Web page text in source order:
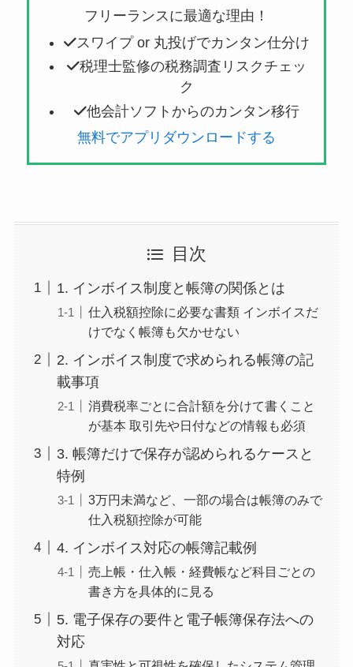
フリーランスに最適な理由！
スワイプ or 丸投げでカンタン仕分け
税理士監修の税務調査リスクチェッ
ク
他会計ソフトからのカンタン移行
無料でアプリダウンロードする
目次
1. インボイス制度と帳簿の関係とは
仕入税額控除に必要な書類 インボイスだ
けでなく帳簿も欠かせない
2. インボイス制度で求められる帳簿の記
載事項
消費税率ごとに合計額を分けて書くこと
が基本 取引先や日付などの情報も必須
3. 帳簿だけで保存が認められるケースと
特例
3万円未満など、一部の場合は帳簿のみで
仕入税額控除が可能
4. インボイス対応の帳簿記載例
売上帳・仕入帳・経費帳など科目ごとの
書き方を具体的に見る
5. 電子保存の要件と電子帳簿保存法への
対応